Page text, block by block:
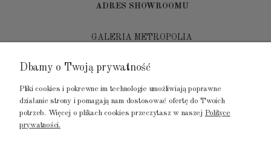
ADRES SHOWROOMU
GALERIA METROPOLIA
80-452 Gdańsk
tel.: 502 104 104
mail: biuro@luksusowysen.pl
Dbamy o Twoją prywatność
Pliki cookies i pokrewne im technologie umożliwiają poprawne
działanie strony i pomagają nam dostosować ofertę do Twoich
potrzeb. Więcej o plikach cookies przeczytasz w naszej Polityce
prywatności.